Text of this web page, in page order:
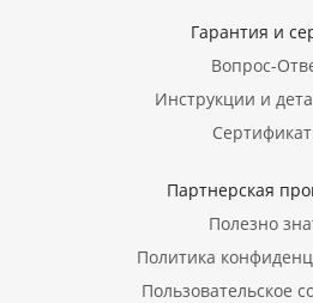
Гарантия и
Вопрос-
Инструкции и
Партнерская
Полезно
Политика
Пользовательское